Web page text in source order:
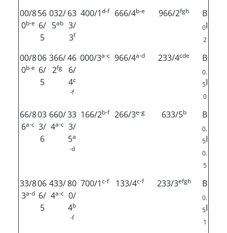
00/8
0b-e
56
6/
5
032/
5ab
63
3/
3f
400/1d-f 666/4b-e 966/2fgh B
0I
2
00/8
0b-e
06
6/
5
366/
2fg
46
6/
4c
-f
000/3a-c 966/4a-d 233/4cde B
0.
5I
0
66/8
6a-c
03
3/
6
660/
4a-c
33
3/
5a
-d
166/2b-f 266/3e-g 633/5b B
0.
5I
0.
5
33/8
3a-d
06
6/
5
433/
4a-c
80
0/
4b
-f
700/1c-f 133/4c-f 233/3efgh B
0.
5I
1